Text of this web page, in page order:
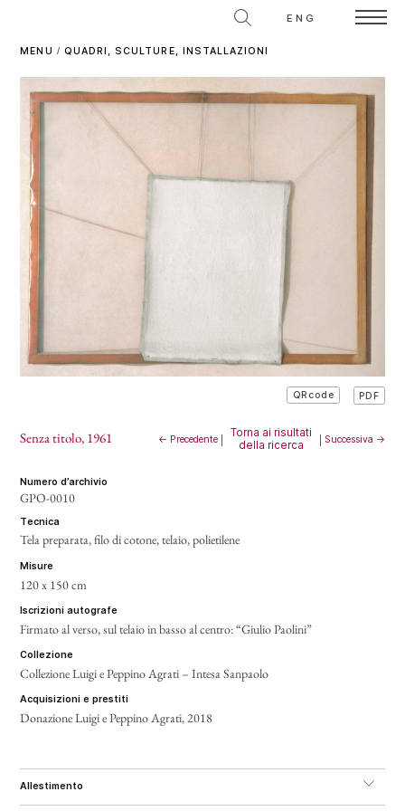
ENG
MENU / QUADRI, SCULTURE, INSTALLAZIONI
QRcode PDF
Senza titolo, 1961 ← Precedente|
Torna ai risultati
della ricerca
Successiva →
numero d’archivio
GPO-0010
tecnica
Tela preparata, filo di cotone, telaio, polietilene
misure
120 x 150 cm
iscrizioni autografe
Firmato al verso, sul telaio in basso al centro: “Giulio Paolini”
collezione
Collezione Luigi e Peppino Agrati – Intesa Sanpaolo
acquisizioni e prestiti
Donazione Luigi e Peppino Agrati, 2018
allestimento